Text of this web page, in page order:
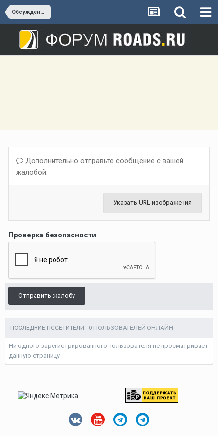
Обсуждение А-290 (Новороссийск - Керчь)
Дополнительно отправьте сообщение с вашей
жалобой.
Указать URL изображения
Проверка безопасности
Отправить жалобу
ПОСЛЕДНИЕ ПОСЕТИТЕЛИ 0 ПОЛЬЗОВАТЕЛЕЙ ОНЛАЙН
Ни одного зарегистрированного пользователя не просматривает
данную страницу